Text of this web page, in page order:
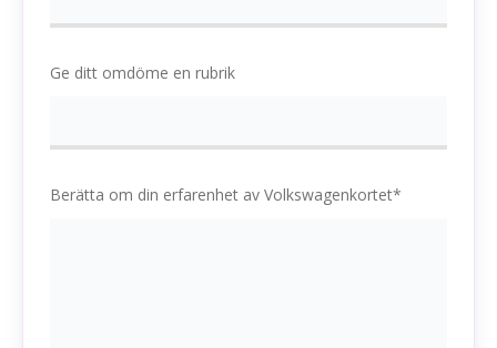
Ge ditt omdöme en rubrik
Berätta om din erfarenhet av Volkswagenkortet*